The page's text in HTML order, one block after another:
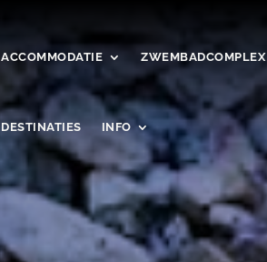
ACCOMMODATIE ZWEMBADCOMPLEX
DESTINATIES INFO